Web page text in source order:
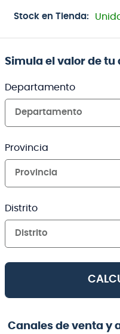
Stock en Tienda:
Simula el valor de tu
Departamento
Departamento
Provincia
Provincia
Distrito
Distrito
Canales de venta y